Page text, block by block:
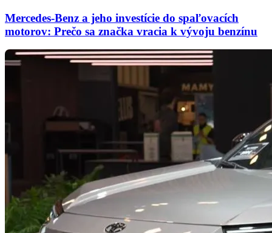
Mercedes-Benz a jeho investície do spaľovacích
motorov: Prečo sa značka vracia k vývoju benzínu